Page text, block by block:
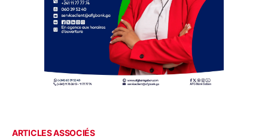
ARTICLES ASSOCIÉS